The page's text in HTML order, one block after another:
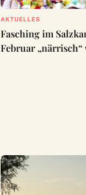
AKTUELLES
Fasching im
Februar